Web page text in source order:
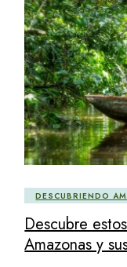
DESCUBRIENDO
Descubre
Amazonas y